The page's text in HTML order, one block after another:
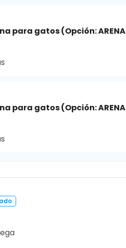
para gatos (Opción: ARENA
para gatos (Opción: ARENA